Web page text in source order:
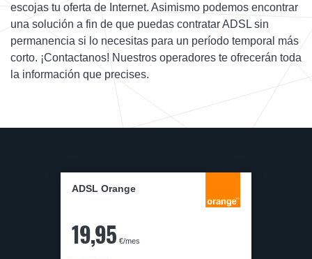
escojas tu oferta de Internet. Asimismo podemos encontrar
una solución a fin de que puedas contratar ADSL sin
permanencia si lo necesitas para un período temporal más
corto. ¡Contactanos! Nuestros operadores te ofrecerán toda
la información que precises.
ADSL Orange
19,95 €/mes